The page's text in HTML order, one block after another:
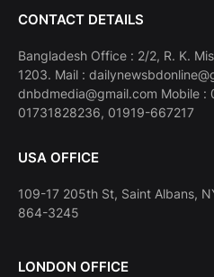
CONTACT DETAILS
Bangladesh Office : 2/2, R. K.
1203. Mail :
dnbdmedia@gmail.com Mobile :
01731828236, 01919-667217
USA OFFICE
109-17 205th St, Saint Albans,
864-3245
LONDON OFFICE